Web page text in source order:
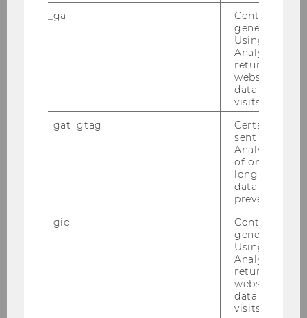
Abteilung
_ga
Contains a
generated
Using this
Analytics can
returning
website and
data from
visits.
_gat_gtag
Certain data
sent to
Analytics a
of once per
long as it is
data
prevented.
_gid
Contains a
generated
Using this
Analytics can
returning
website and
data from
visits.